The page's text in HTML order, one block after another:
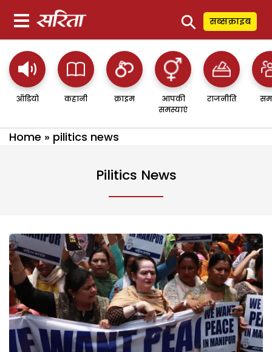
⚲ सब्सक्राइब
ऑडियो कहानी क्राइम
आपकी
समस्याएं
राजनीति
Home » pilitics news
Pilitics News